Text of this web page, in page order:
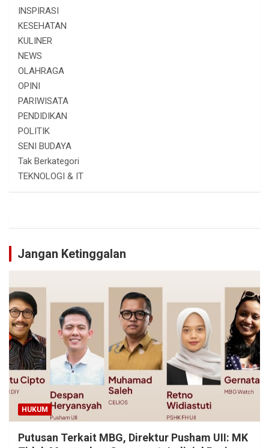
INSPIRASI
KESEHATAN
KULINER
NEWS
OLAHRAGA
OPINI
PARIWISATA
PENDIDIKAN
POLITIK
SENI BUDAYA
Tak Berkategori
TEKNOLOGI & IT
Jangan Ketinggalan
HUKUM
Putusan Terkait MBG, Direktur Pusham UII: MK